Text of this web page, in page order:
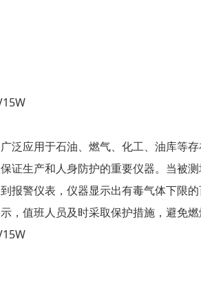
泛应用于石油、燃气、化工、油库等
证生产和人身防护的重要仪器。当被
报警仪表，仪器显示出有毒气体下限
，值班人员及时采取保护措施，避免燃